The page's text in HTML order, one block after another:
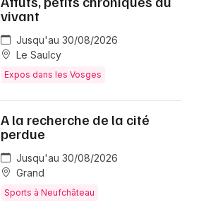
vivant
Jusqu'au 30/08/2026
Le Saulcy
Expos dans les Vosges
A la recherche de la cité
perdue
Jusqu'au 30/08/2026
Grand
Sports à Neufchâteau